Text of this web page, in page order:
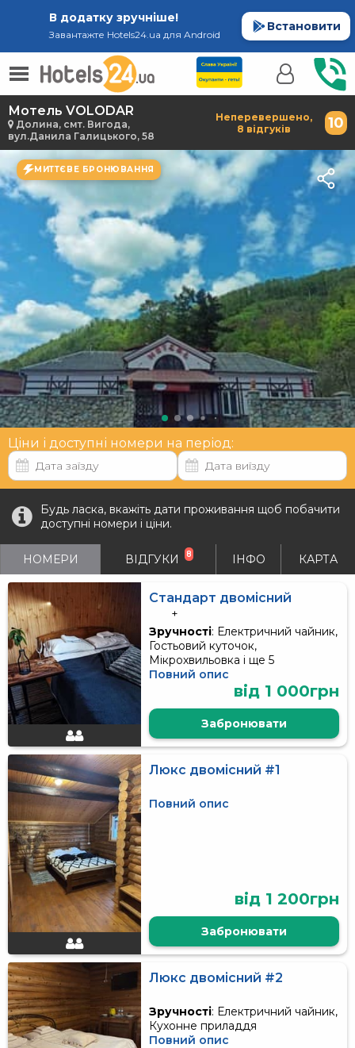
В додатку зручніше!
Завантажте Hotels24.ua для Android
Встановити
Мотель VOLODAR
Долина, смт. Вигода,
вул.Данила Галицького, 58
Неперевершено, 10
8 відгуків
МИТТЄВЕ БРОНЮВАННЯ
Ціни і доступні номери на період:
Будь ласка, вкажіть дати проживання щоб побачити
доступні номери і ціни.
НОМЕРИ ВІДГУКИ 8 ІНФО КАРТА
Стандарт двомісний
+
Зручності: Електричний чайник,
Гостьовий куточок,
Мікрохвильовка і ще 5
Повний опис
від 1 000грн
Забронювати
Люкс двомісний #1
Повний опис
від 1 200грн
Забронювати
Люкс двомісний #2
Зручності: Електричний чайник,
Кухонне приладдя
Повний опис